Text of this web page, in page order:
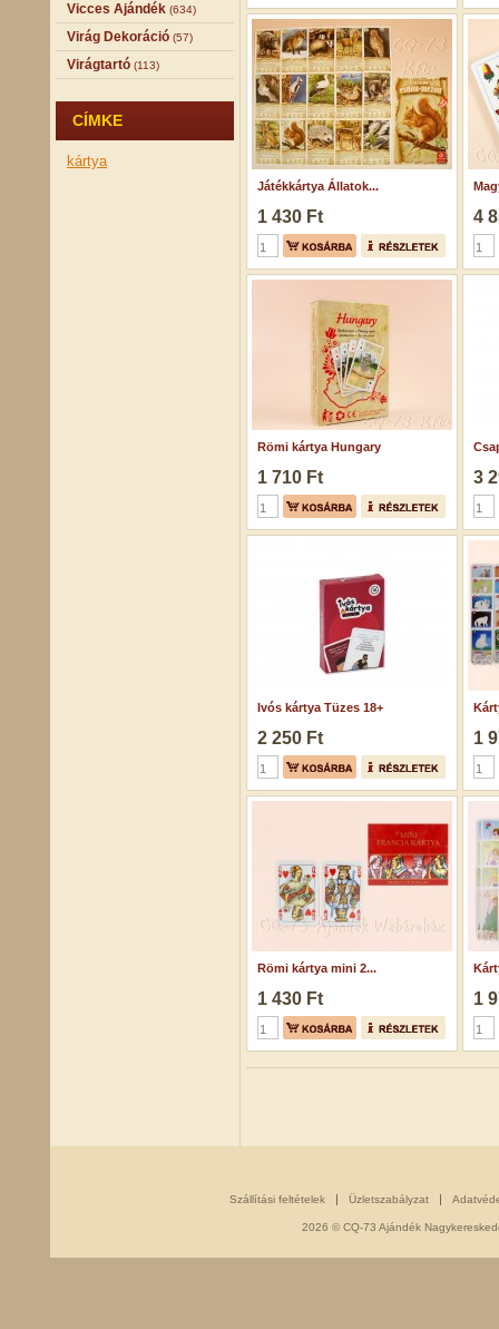
Vicces Ajándék (634)
Virág Dekoráció (57)
Virágtartó (113)
CÍMKE
kártya
Játékkártya Állatok...
1 430 Ft 4
Römi kártya Hungary
1 710 Ft 3
Ivós kártya Tüzes 18+
2 250 Ft 1
Römi kártya mini 2...
1 430 Ft 1
Szállítási feltételek Üzletszabályzat
2026 © CQ-73 Ajándék